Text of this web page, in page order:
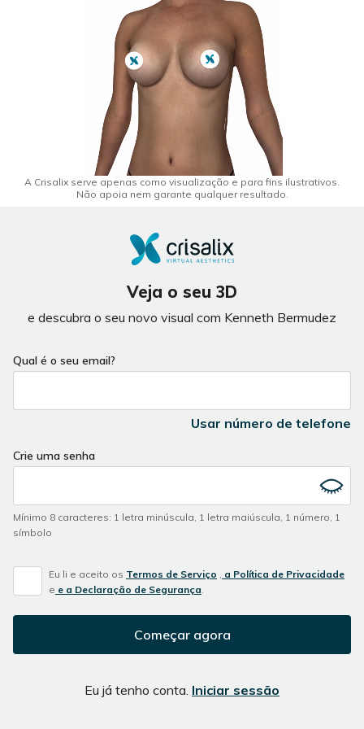
A Crisalix serve apenas como visualização e para fins ilustrativos.
Não apoia nem garante qualquer resultado.
Veja o seu 3D
e descubra o seu novo visual com Kenneth Bermudez
Qual é o seu email?
Usar número de telefone
Crie uma senha
Mínimo 8 caracteres: 1 letra minúscula, 1 letra maiúscula, 1 número, 1
símbolo
Eu li e aceito os Termos de Serviço , a Política de Privacidade
e e a Declaração de Segurança.
Começar agora
Eu já tenho conta. Iniciar sessão